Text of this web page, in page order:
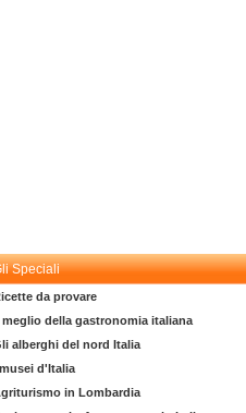
Speciali
da provare
meglio della gastronomia italiana
alberghi del nord Italia
d'Italia
in Lombardia